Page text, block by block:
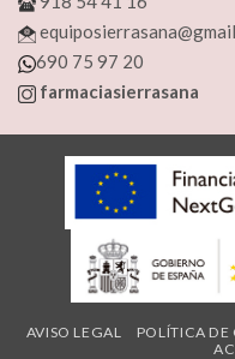
690 75 97 20
farmaciasierrasana
AVISO LEGAL POLÍTICA DE